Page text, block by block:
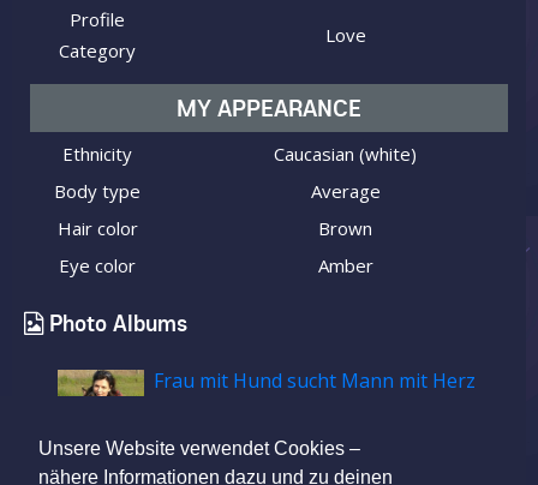
Unsere Website verwendet Cookies –
nähere Informationen dazu und zu deinen
Profile
Category
Love
MY APPEARANCE
Ethnicity
Caucasian (white)
Body type
Average
Hair color
Brown
Eye color
Amber
Photo Albums
Frau mit Hund sucht Mann mit Herz